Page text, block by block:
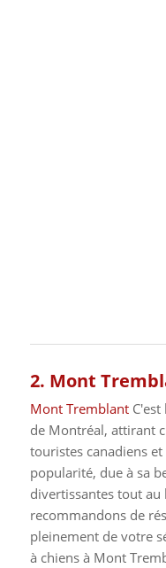
2. Mont
Mont TremblantC'est
de Montréal, attirant
touristes canadiens
popularité, due à sa
divertissantes tout au
recommandons de
pleinement de votre
à chiens à Mont